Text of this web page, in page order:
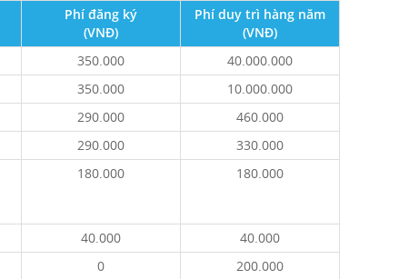
Phí đăng ký
(VNĐ)
Phí duy trì hàng năm
(VNĐ)
350.000
40.000.000
350.000
10.000.000
290.000
460.000
290.000
330.000
180.000 180.000
40.000
40.000
0 200.000